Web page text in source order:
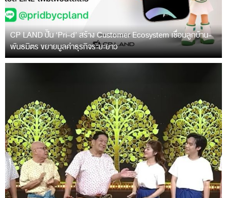
CP LAND ปั้น ‘Pri-d’ สร้าง Customer Ecosystem เชื่อมลูกบ้าน-
พันธมิตร ขยายมูลค่าธุรกิจระยะยาว